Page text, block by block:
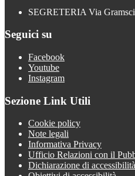
SEGRETERIA Via
Seguici su
Facebook
Youtube
Instagram
Sezione Link Utili
Cookie policy
Note legali
Informativa Privacy
Ufficio Relazioni con il
Dichiarazione di accessibilità